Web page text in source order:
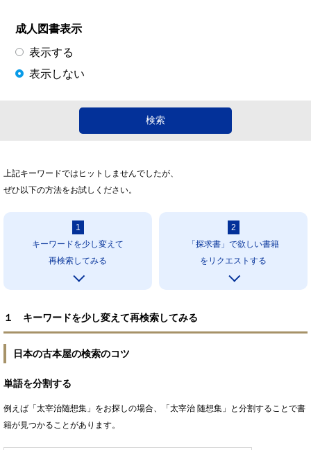
成人図書表示
表示する
表示しない
上記キーワードではヒットしませんでしたが、
ぜひ以下の方法をお試しください。
1
キーワードを少し変えて
再検索してみる
2
「探求書」で欲しい書籍
をリクエストする
１ キーワードを少し変えて再検索してみる
日本の古本屋の検索のコツ
単語を分割する
例えば「太宰治随想集」をお探しの場合、「太宰治 随想集」と分割することで書
籍が見つかることがあります。